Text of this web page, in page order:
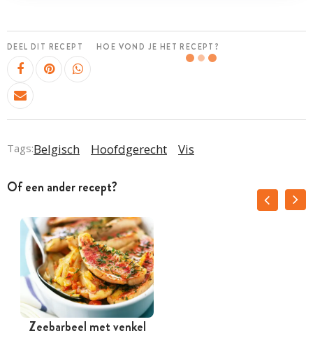
DEEL DIT RECEPT HOE VOND JE HET RECEPT?
Tags:Belgisch Hoofdgerecht Vis
Of een ander recept?
Zeebarbeel met venkel